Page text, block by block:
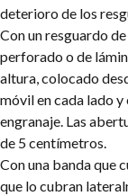
deterioro de los
Con un resguardo
perforado o de
altura, colocado
móvil en cada lado
engranaje. Las
de 5 centímetros.
Con una banda que
que lo cubran